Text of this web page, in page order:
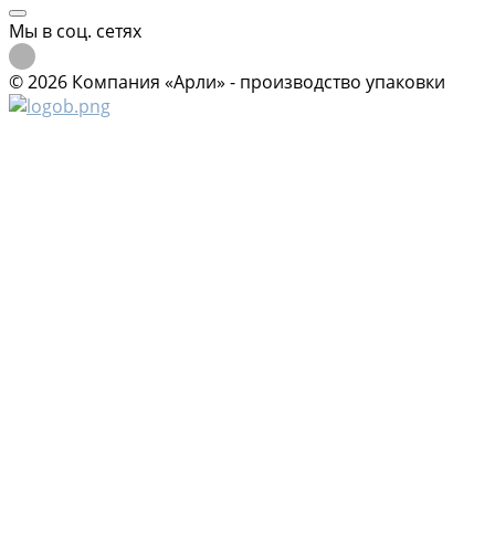
Мы в соц. сетях
© 2026 Компания «Арли» - производство упаковки